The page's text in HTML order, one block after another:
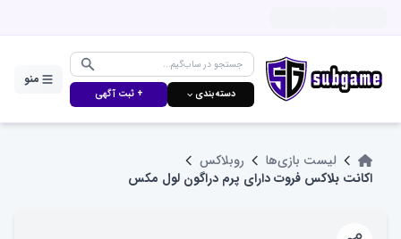
دسته‌بندی ⌵ + ثبت آگهی
منو
لیست بازی‌ها
روبلاکس
اکانت بلاکس فروت دارای پرم دراگون لول مکس